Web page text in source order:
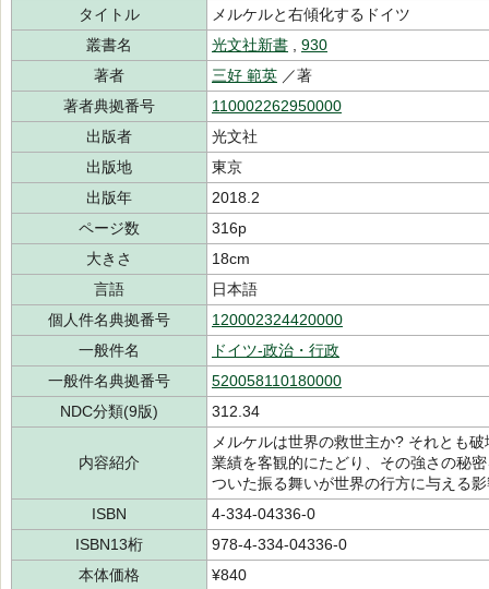
タイトル
メルケルと右傾化するドイツ
叢書名
光文社新書
930
著者
三好 範英 ／著
著者典拠番号
110002262950000
出版者
光文社
出版地
東京
出版年
2018.2
ページ数
316p
大きさ
18cm
言語
日本語
個人件名典拠番号
120002324420000
一般件名
ドイツ-政治・行政
一般件名典拠番号
520058110180000
NDC分類(9版)
312.34
内容紹介
メルケルは世界の救世主か? それとも
業績を客観的にたどり、その強さの秘
ついた振る舞いが世界の行方に与える
ISBN
4-334-04336-0
ISBN13桁
978-4-334-04336-0
本体価格
¥840